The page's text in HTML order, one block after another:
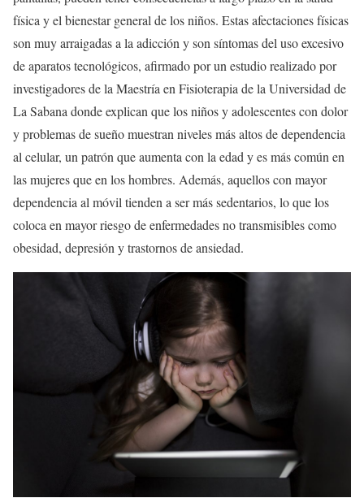
física y el bienestar general de los niños. Estas afectaciones físicas
son muy arraigadas a la adicción y son síntomas del uso excesivo
de aparatos tecnológicos, afirmado por un estudio realizado por
investigadores de la Maestría en Fisioterapia de la Universidad de
La Sabana donde explican que los niños y adolescentes con dolor
y problemas de sueño muestran niveles más altos de dependencia
al celular, un patrón que aumenta con la edad y es más común en
las mujeres que en los hombres. Además, aquellos con mayor
dependencia al móvil tienden a ser más sedentarios, lo que los
coloca en mayor riesgo de enfermedades no transmisibles como
obesidad, depresión y trastornos de ansiedad.